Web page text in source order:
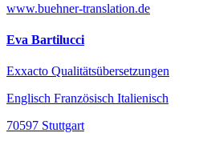
www.buehner-translation.de
Eva Bartilucci
Exxacto Qualitätsübersetzungen
Englisch Französisch Italienisch
70597 Stuttgart